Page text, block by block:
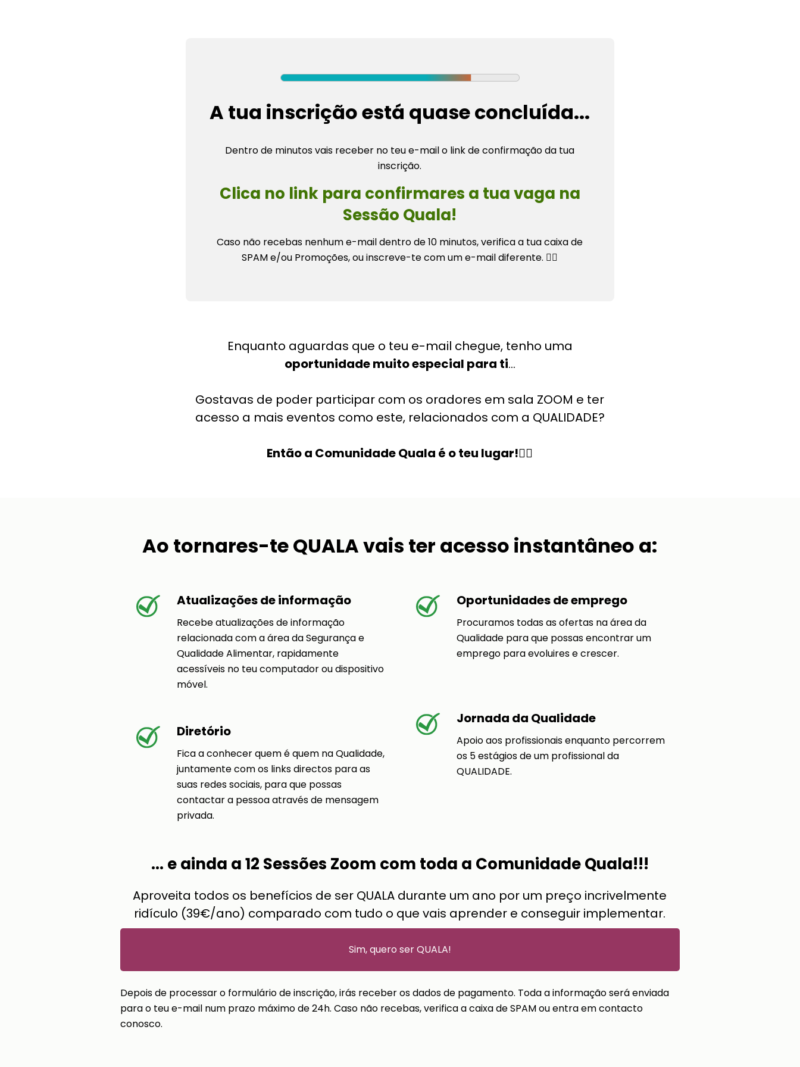
A tua inscrição está quase concluída...
Dentro de minutos vais receber no teu e-mail o link de confirmação da tua
inscrição.
Clica no link para confirmares a tua vaga na
Sessão Quala!
Caso não recebas nenhum e-mail dentro de 10 minutos, verifica a tua caixa de
SPAM e/ou Promoções, ou inscreve-te com um e-mail diferente. 👇🏽
Enquanto aguardas que o teu e-mail chegue, tenho uma
oportunidade muito especial para ti...
Gostavas de poder participar com os oradores em sala ZOOM e ter
acesso a mais eventos como este, relacionados com a QUALIDADE?
Então a Comunidade Quala é o teu lugar!👇🏽
Ao tornares-te QUALA vais ter acesso instantâneo a:
Atualizações de informação
Recebe atualizações de informação
relacionada com a área da Segurança e
Qualidade Alimentar, rapidamente
acessíveis no teu computador ou dispositivo
móvel.
Diretório
Fica a conhecer quem é quem na Qualidade,
juntamente com os links directos para as
suas redes sociais, para que possas
contactar a pessoa através de mensagem
privada.
Oportunidades de emprego
Procuramos todas as ofertas na área da
Qualidade para que possas encontrar um
emprego para evoluires e crescer.
Jornada da Qualidade
Apoio aos profissionais enquanto percorrem
os 5 estágios de um profissional da
QUALIDADE.
... e ainda a 12 Sessões Zoom com toda a Comunidade Quala!!!
Aproveita todos os benefícios de ser QUALA durante um ano por um preço incrivelmente
ridículo (39€/ano) comparado com tudo o que vais aprender e conseguir implementar.
Sim, quero ser QUALA!
Depois de processar o formulário de inscrição, irás receber os dados de pagamento. Toda a informação será enviada
para o teu e-mail num prazo máximo de 24h. Caso não recebas, verifica a caixa de SPAM ou entra em contacto
conosco.